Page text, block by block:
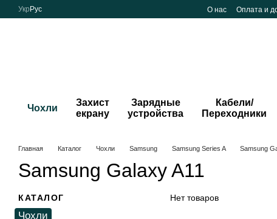
Перейти к основному контенту
Укр Рус О нас Оплата и
Чохли
Захист
екрану
Зарядные
устройства
Кабели/
Переходники
Главная Каталог Чохли Samsung Samsung Series A Samsung
Samsung Galaxy A11
Нет товаров
КАТАЛОГ
Чохли